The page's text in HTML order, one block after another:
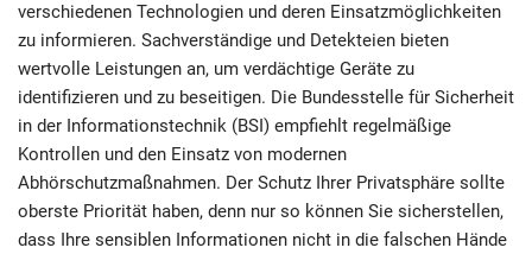
verschiedenen Technologien und deren Einsatzmöglichkeiten
zu informieren. Sachverständige und Detekteien bieten
wertvolle Leistungen an, um verdächtige Geräte zu
identifizieren und zu beseitigen. Die Bundesstelle für Sicherheit
in der Informationstechnik (BSI) empfiehlt regelmäßige
Kontrollen und den Einsatz von modernen
Abhörschutzmaßnahmen. Der Schutz Ihrer Privatsphäre sollte
oberste Priorität haben, denn nur so können Sie sicherstellen,
dass Ihre sensiblen Informationen nicht in die falschen Hände